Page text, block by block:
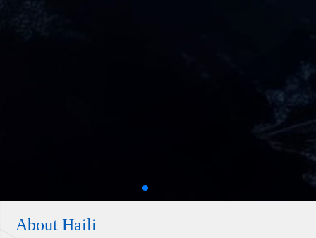
About Haili